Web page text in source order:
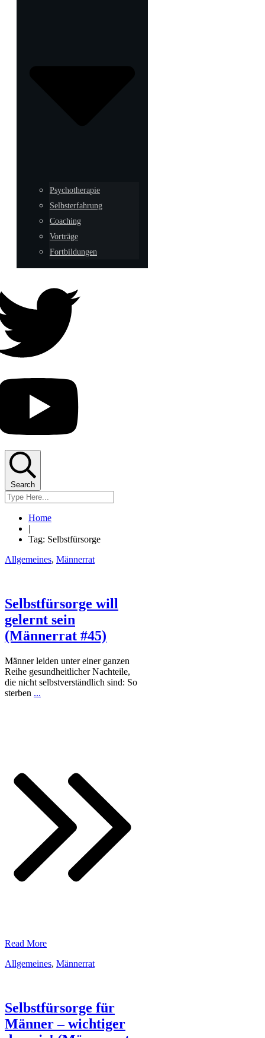
Psychotherapie
Selbsterfahrung
Coaching
Vorträge
Fortbildungen
Search
Home
|
Tag: Selbstfürsorge
Allgemeines, Männerrat
Selbstfürsorge will
gelernt sein
(Männerrat #45)
Männer leiden unter einer ganzen
Reihe gesundheitlicher Nachteile,
die nicht selbstverständlich sind: So
sterben ...
​Read More
Allgemeines, Männerrat
Selbstfürsorge für
Männer – wichtiger